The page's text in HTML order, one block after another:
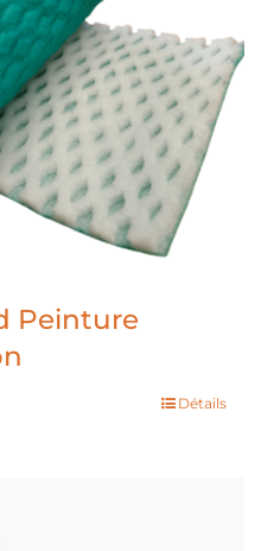
Peinture
Détails